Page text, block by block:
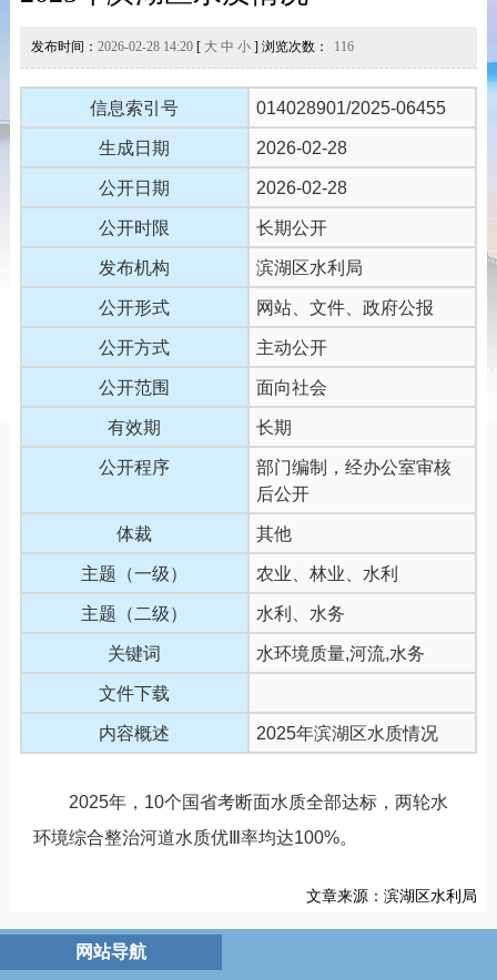
发布时间： 2026-02-28 14:20[ 大 中 小] 浏览次数： 116
信息索引号 014028901/2025-06455
生成日期 2026-02-28
公开日期 2026-02-28
公开时限 长期公开
发布机构 滨湖区水利局
公开形式 网站、文件、政府公报
公开方式 主动公开
公开范围 面向社会
有效期 长期
公开程序
部门编制，经办公室审核
后公开
体裁 其他
主题（一级） 农业、林业、水利
主题（二级） 水利、水务
关键词 水环境质量,河流,水务
文件下载
内容概述 2025年滨湖区水质情况
2025年，10个国省考断面水质全部达标，两轮水
环境综合整治河道水质优Ⅲ率均达100%。
文章来源：滨湖区水利局